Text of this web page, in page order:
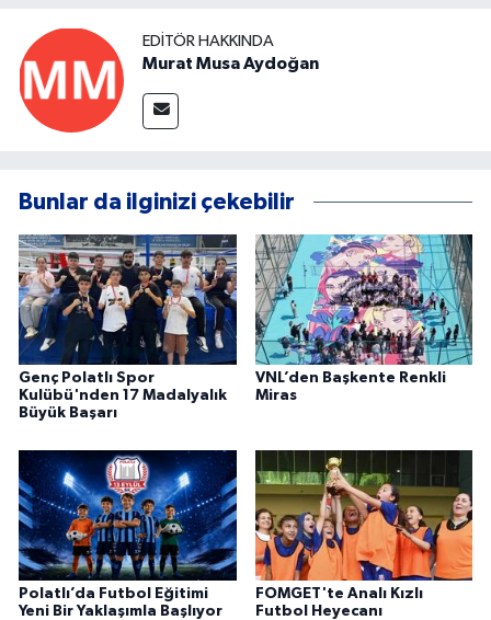
EDITÖR HAKKINDA
Murat Musa Aydoğan
Bunlar da ilginizi çekebilir
Genç Polatlı Spor
Kulübü'nden 17 Madalyalık
Büyük Başarı
VNL’den Başkente Renkli
Miras
Polatlı’da Futbol Eğitimi
Yeni Bir Yaklaşımla Başlıyor
FOMGET'te Analı Kızlı
Futbol Heyecanı